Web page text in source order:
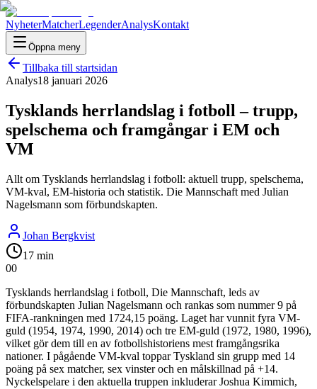
NyheterMatcherLegenderAnalysKontakt
Öppna meny
Tillbaka till startsidan
Analys18 januari 2026
Tysklands herrlandslag i fotboll – trupp,
spelschema och framgångar i EM och
VM
Allt om Tysklands herrlandslag i fotboll: aktuell trupp, spelschema,
VM-kval, EM-historia och statistik. Die Mannschaft med Julian
Nagelsmann som förbundskapten.
Johan Bergkvist
17 min
00
Tysklands herrlandslag i fotboll, Die Mannschaft, leds av
förbundskapten Julian Nagelsmann och rankas som nummer 9 på
FIFA-rankningen med 1724,15 poäng. Laget har vunnit fyra VM-
guld (1954, 1974, 1990, 2014) och tre EM-guld (1972, 1980, 1996),
vilket gör dem till en av fotbollshistoriens mest framgångsrika
nationer. I pågående VM-kval toppar Tyskland sin grupp med 14
poäng på sex matcher, sex vinster och en målskillnad på +14.
Nyckelspelare i den aktuella truppen inkluderar Joshua Kimmich,